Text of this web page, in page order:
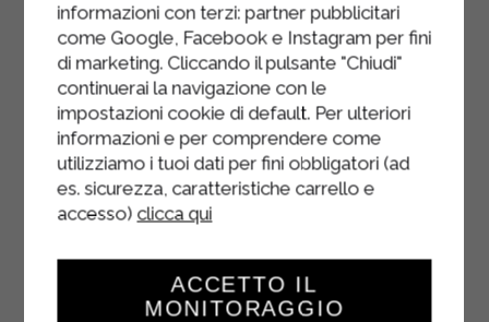
Videz le papier absorbant et servez
les chauds avec de la mayonnaise
sur le yaourt.
informazioni con terzi: partner pubblicitari
come Google, Facebook e Instagram per fini
di marketing. Cliccando il pulsante "Chiudi"
continuerai la navigazione con le
impostazioni cookie di default. Per ulteriori
informazioni e per comprendere come
utilizziamo i tuoi dati per fini obbligatori (ad
es. sicurezza, caratteristiche carrello e
accesso) clicca qui
ACCETTO IL
MONITORAGGIO